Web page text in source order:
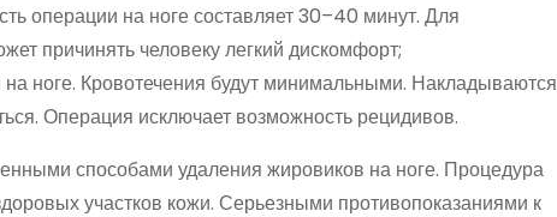
операции на ноге составляет 30–40 минут. Для
причинять человеку легкий дискомфорт;
на ноге. Кровотечения будут минимальными. Накладываются
Операция исключает возможность рецидивов.
способами удаления жировиков на ноге. Процедура
участков кожи. Серьезными противопоказаниями к